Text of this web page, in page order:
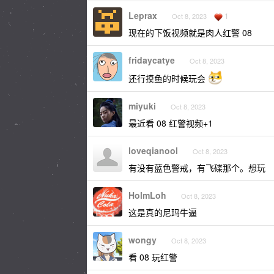
Leprax Oct 8, 2023 1
现在的下饭视频就是肉人红警 08
fridaycatye Oct 8, 2023
还行摸鱼的时候玩会
miyuki Oct 8, 2023
最近看 08 红警视频+1
loveqianool Oct 8, 2023
有没有蓝色警戒，有飞碟那个。想玩
HolmLoh Oct 8, 2023
这是真的尼玛牛逼
wongy Oct 8, 2023
看 08 玩红警